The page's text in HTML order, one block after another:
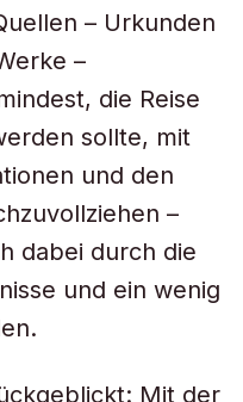
– Urkunden
–
die Reise
sollte, mit
und den
–
dabei durch die
und ein wenig
Mit der